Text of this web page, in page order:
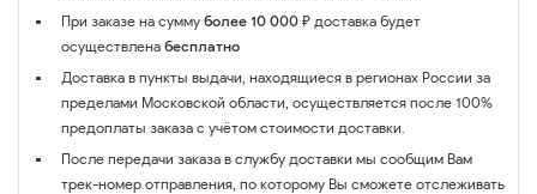
При заказе на сумму более 10 000 ₽ доставка будет
осуществлена бесплатно
Доставка в пункты выдачи, находящиеся в регионах России за
пределами Московской области, осуществляется после 100%
предоплаты заказа с учётом стоимости доставки.
После передачи заказа в службу доставки мы сообщим Вам
трек-номер отправления, по которому Вы сможете отслеживать